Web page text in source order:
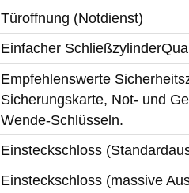
Türoffnung (Notdienst)
Einfacher
Empfehlenswerte
Sicherungskarte, Not- und
Wende-Schlüsseln.
Einsteckschloss
Einsteckschloss (massive